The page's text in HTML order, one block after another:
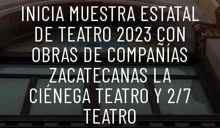
INICIA MUESTRA ESTATAL
DE TEATRO 2023 CON
OBRAS DE COMPAÑÍAS
ZACATECANAS LA
CIÉNEGA TEATRO Y 2/7
TEATRO